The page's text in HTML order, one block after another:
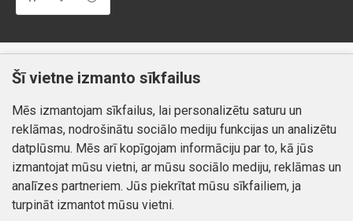
Klientiem
Kontakti
Preču atgriešana
Mans profils
Mans profils
Pasūtījumi
Piegāde un apmaksa
Atteikuma tiesības
Privātuma politika
Kontakti
Šī vietne izmanto sīkfailus
Mēs izmantojam sīkfailus, lai personalizētu saturu un
reklāmas, nodrošinātu sociālo mediju funkcijas un analizētu
datplūsmu. Mēs arī kopīgojam informāciju par to, kā jūs
izmantojat mūsu vietni, ar mūsu sociālo mediju, reklāmas un
analīzes partneriem. Jūs piekrītat mūsu sīkfailiem, ja
turpināt izmantot mūsu vietni.